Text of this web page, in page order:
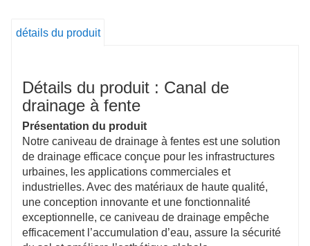
corrosion, garantissant ainsi leur durabilité dans des
Le look moderne et minimaliste met en valeur
l'environnement, tandis que la surface antidérapante
en option améliore la sécurité des piétons.
Installation facile et faible entretien
La conception simple permet une installation rapide et
réduit les coûts de maintenance à long terme, ce qui
en fait une solution rentable pour divers besoins de
drainage.
détails du produit
Détails du produit : Canal de
drainage à fente
Présentation du produit
Notre caniveau de drainage à fentes est une solution
de drainage efficace conçue pour les infrastructures
urbaines, les applications commerciales et
industrielles. Avec des matériaux de haute qualité,
une conception innovante et une fonctionnalité
exceptionnelle, ce caniveau de drainage empêche
efficacement l’accumulation d’eau, assure la sécurité